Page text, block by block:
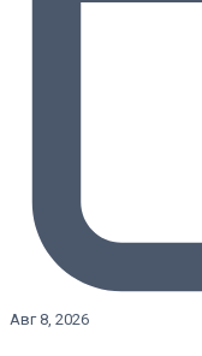
Авг 8, 2026